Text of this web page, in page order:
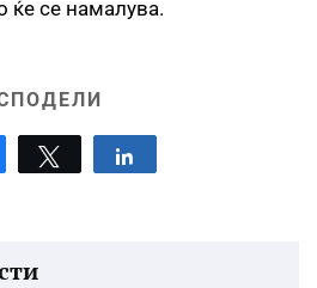
ќе се намалува.
Tweet